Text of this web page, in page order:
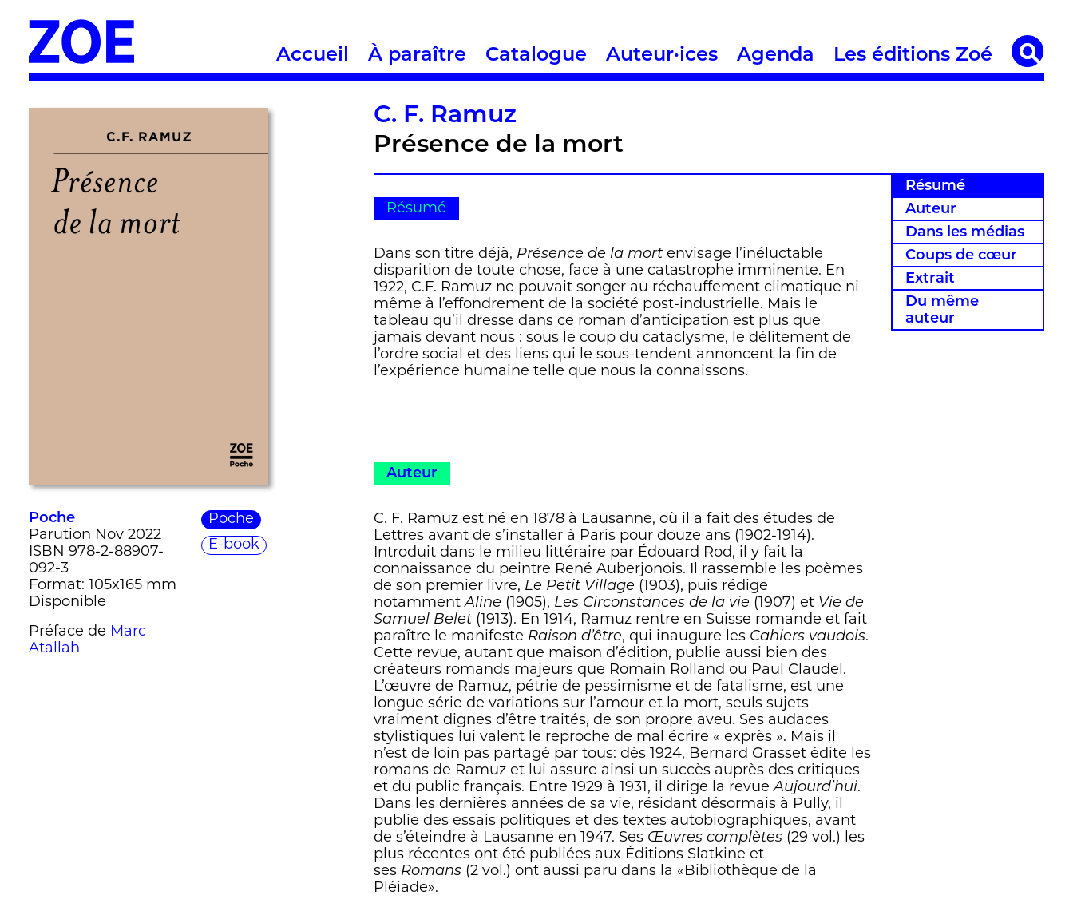
Accueil À paraître Catalogue Auteur·ices Agenda Les éditions Zoé
Poche
Parution Nov 2022
ISBN 978-2-88907-
092-3
Format: 105x165 mm
Disponible
Préface de Marc
Atallah
Poche
E-book
C. F. Ramuz
Présence de la mort
Résumé
Auteur
Dans les médias
Coups de cœur
Extrait
Du même
auteur
Résumé
Dans son titre déjà, Présence de la mort envisage l’inéluctable
disparition de toute chose, face à une catastrophe imminente. En
1922, C.F. Ramuz ne pouvait songer au réchauffement climatique ni
même à l’effondrement de la société post-industrielle. Mais le
tableau qu’il dresse dans ce roman d’anticipation est plus que
jamais devant nous : sous le coup du cataclysme, le délitement de
l’ordre social et des liens qui le sous-tendent annoncent la fin de
l’expérience humaine telle que nous la connaissons.
Auteur
C. F. Ramuz est né en 1878 à Lausanne, où il a fait des études de
Lettres avant de s’installer à Paris pour douze ans (1902-1914).
Introduit dans le milieu littéraire par Édouard Rod, il y fait la
connaissance du peintre René Auberjonois. Il rassemble les poèmes
de son premier livre, Le Petit Village (1903), puis rédige
notammentAline (1905), Les Circonstances de la vie (1907) et Vie de
Samuel Belet (1913). En 1914, Ramuz rentre en Suisse romande et fait
paraître le manifeste Raison d’être, qui inaugure les Cahiers vaudois.
Cette revue, autant que maison d’édition, publie aussi bien des
créateurs romands majeurs que Romain Rolland ou Paul Claudel.
L’œuvre de Ramuz, pétrie de pessimisme et de fatalisme, est une
longue série de variations sur l’amour et la mort, seuls sujets
vraiment dignes d’être traités, de son propre aveu. Ses audaces
stylistiques lui valent le reproche de mal écrire « exprès ». Mais il
n’est de loin pas partagé par tous: dès 1924, Bernard Grasset édite les
romans de Ramuz et lui assure ainsi un succès auprès des critiques
et du public français. Entre 1929 à 1931, il dirige la revueAujourd’hui.
Dans les dernières années de sa vie, résidant désormais à Pully, il
publie des essais politiques et des textes autobiographiques, avant
de s’éteindre à Lausanne en 1947. Ses Œuvres complètes (29 vol.) les
plus récentes ont été publiées aux Éditions Slatkine et
ses Romans (2 vol.) ont aussi paru dans la «Bibliothèque de la
Pléiade».